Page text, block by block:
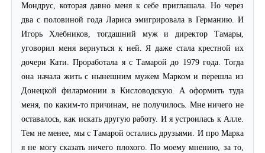
Мондрус, которая давно меня к себе приглашала. Но через
два с половиной года Лариса эмигрировала в Германию. И
Игорь Хлебников, тогдашний муж и директор Тамары,
уговорил меня вернуться к ней. Я даже стала крестной их
дочери Кати. Проработала я с Тамарой до 1979 года. Тогда
она начала жить с нынешним мужем Марком и перешла из
Донецкой филармонии в Кисловодскую. А оформить туда
меня, по каким-то причинам, не получилось. Мне ничего не
оставалось, как искать другую работу. И я устроилась к Алле.
Тем не менее, мы с Тамарой остались друзьями. И про Марка
я не могу сказать ничего плохого. По моему мнению, за то,